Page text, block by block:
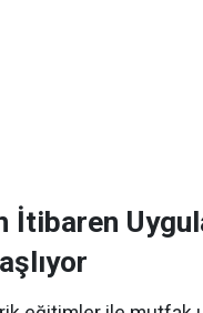
İtibaren